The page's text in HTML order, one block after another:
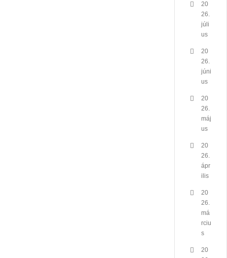
20
26.
júli
us
20
26.
júni
us
20
26.
máj
us
20
26.
ápr
ilis
20
26.
má
rciu
s
20